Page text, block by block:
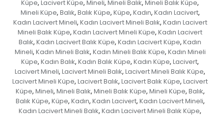
Küpe, Lacivert Küpe, Mineli, Mineli Balık, Mineli Balık Küpe,
Mineli Küpe, Balık, Balık Küpe, Küpe, Kadın, Kadın Lacivert,
Kadın Lacivert Mineli, Kadın Lacivert Mineli Balık, Kadın Lacivert
Mineli Balık Küpe, Kadın Lacivert Mineli Küpe, Kadın Lacivert
Balık, Kadın Lacivert Balık Küpe, Kadın Lacivert Küpe, Kadın
Mineli, Kadın Mineli Balık, Kadın Mineli Balık Küpe, Kadın Mineli
Küpe, Kadın Balık, Kadın Balık Küpe, Kadın Küpe, Lacivert,
Lacivert Mineli, Lacivert Mineli Balık, Lacivert Mineli Balık Küpe,
Lacivert Mineli Küpe, Lacivert Balık, Lacivert Balık Küpe, Lacivert
Küpe, Mineli, Mineli Balık, Mineli Balık Küpe, Mineli Küpe, Balık,
Balık Küpe, Küpe, Kadın, Kadın Lacivert, Kadın Lacivert Mineli,
Kadın Lacivert Mineli Balık, Kadın Lacivert Mineli Balık Küpe,